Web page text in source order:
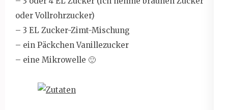
oder Vollrohrzucker)
– 3 EL Zucker-Zimt-Mischung
– ein Päckchen Vanillezucker
– eine Mikrowelle 🙂